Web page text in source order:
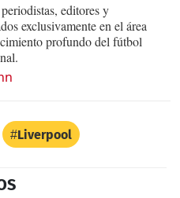
editores y
exclusivamente en el área
profundo del fútbol
Liverpool